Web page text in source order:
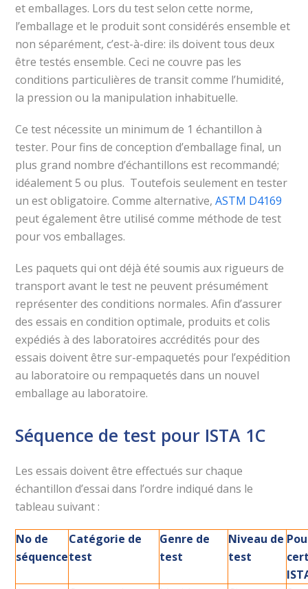
et emballages. Lors du test selon cette norme,
l’emballage et le produit sont considérés ensemble et
non séparément, c’est-à-dire: ils doivent tous deux
être testés ensemble. Ceci ne couvre pas les
conditions particulières de transit comme l’humidité,
la pression ou la manipulation inhabituelle.
Ce test nécessite un minimum de 1 échantillon à
tester. Pour fins de conception d’emballage final, un
plus grand nombre d’échantillons est recommandé;
idéalement 5 ou plus. Toutefois seulement en tester
un est obligatoire. Comme alternative,ASTM D4169
peut également être utilisé comme méthode de test
pour vos emballages.
Les paquets qui ont déjà été soumis aux rigueurs de
transport avant le test ne peuvent présumément
représenter des conditions normales. Afin d’assurer
des essais en condition optimale, produits et colis
expédiés à des laboratoires accrédités pour des
essais doivent être sur-empaquetés pour l’expédition
au laboratoire ou rempaquetés dans un nouvel
emballage au laboratoire.
Séquence de test pour ISTA 1C
Les essais doivent être effectués sur chaque
échantillon d’essai dans l’ordre indiqué dans le
tableau suivant :
No de
séquence
Catégorie de
test
Genre de
test
Niveau de
test